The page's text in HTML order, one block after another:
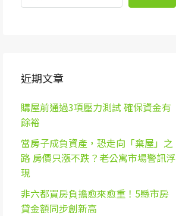
近期文章
購屋前通過3項壓力測試 確保資金有
餘裕
當房子成負資產，恐走向「棄屋」之
路 房價只漲不跌？老公寓市場警訊浮
現
非六都買房負擔愈來愈重！5縣市房
貸金額同步創新高